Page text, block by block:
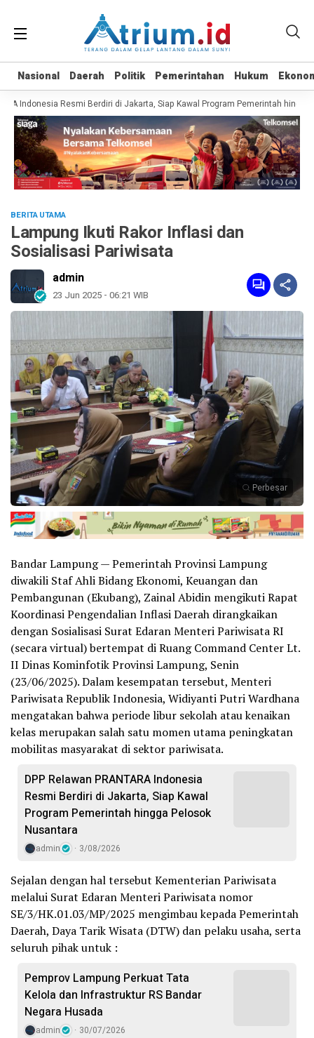
Nasional Daerah Politik Pemerintahan Hukum
Nasional Daerah Politik Pemerintahan Hukum
Indonesia Resmi Berdiri di Jakarta, Siap Kawal Program Pemerintah hingga
BERITA UTAMA
Lampung Ikuti Rakor Inflasi dan
Sosialisasi Pariwisata
admin
23 Jun 2025 - 06:21 WIB
Perbesar
Bandar Lampung — Pemerintah Provinsi Lampung
diwakili Staf Ahli Bidang Ekonomi, Keuangan dan
Pembangunan (Ekubang), Zainal Abidin mengikuti Rapat
Koordinasi Pengendalian Inflasi Daerah dirangkaikan
dengan Sosialisasi Surat Edaran Menteri Pariwisata RI
(secara virtual) bertempat di Ruang Command Center Lt.
II Dinas Kominfotik Provinsi Lampung, Senin
(23/06/2025). Dalam kesempatan tersebut, Menteri
Pariwisata Republik Indonesia, Widiyanti Putri Wardhana
mengatakan bahwa periode libur sekolah atau kenaikan
kelas merupakan salah satu momen utama peningkatan
mobilitas masyarakat di sektor pariwisata.
DPP Relawan PRANTARA Indonesia
Resmi Berdiri di Jakarta, Siap Kawal
Program Pemerintah hingga Pelosok
Nusantara
admin 3/08/2026
Sejalan dengan hal tersebut Kementerian Pariwisata
melalui Surat Edaran Menteri Pariwisata nomor
SE/3/HK.01.03/MP/2025 mengimbau kepada Pemerintah
Daerah, Daya Tarik Wisata (DTW) dan pelaku usaha, serta
seluruh pihak untuk :
Pemprov Lampung Perkuat Tata
Kelola dan Infrastruktur RS Bandar
Negara Husada
admin 30/07/2026